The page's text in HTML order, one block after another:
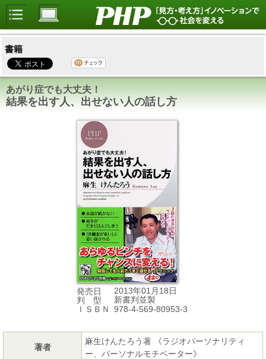
書籍
あがり症でも大丈夫！
結果を出す人、出せない人の話し方
発売日
2013年01月18日
判 型
新書判並製
ＩＳＢＮ
978-4-569-80953-3
著者
麻生けんたろう著 《ラジオパーソナリティ
ー、パーソナルモチベーター》